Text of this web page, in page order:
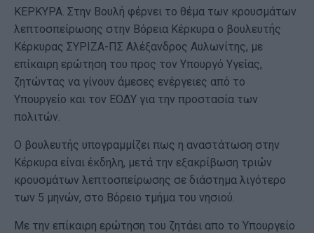
ΚΕΡΚΥΡΑ. Στην Βουλή φέρνει το θέμα των κρουσμάτων
λεπτοσπείρωσης στην Βόρεια Κέρκυρα ο βουλευτής
Κέρκυρας ΣΥΡΙΖΑ-ΠΣ Αλέξανδρος Αυλωνίτης, με
επίκαιρη ερώτηση του προς τον Υπουργό Υγείας,
ζητώντας να γίνουν άμεσες ενέργειες από το
Υπουργείο και τον ΕΟΔΥ για την προστασία των
πολιτών.
Ο βουλευτής υπογραμμίζει πως η αναστάτωση στην
Κέρκυρα είναι έκδηλη, μετά την εξακρίβωση τριών
κρουσμάτων λεπτοσπείρωσης σε διάστημα λιγότερο
των 5 μηνών, στο Βόρειο τμήμα του νησιού.
Με την επίκαιρη ερώτηση του ζητάει απο το Υπουργείο